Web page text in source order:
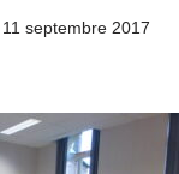
11 septembre 2017